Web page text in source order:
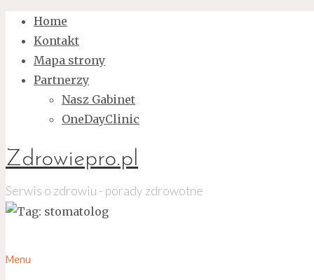
Home
Kontakt
Mapa strony
Partnerzy
Nasz Gabinet
OneDayClinic
Zdrowiepro.pl
Serwis o zdrowiu - porady zdrowotne
Menu